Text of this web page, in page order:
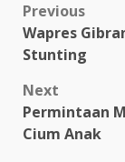
Post
Previous
Wapres
Stunting
Next
Permintaan
Cium Anak